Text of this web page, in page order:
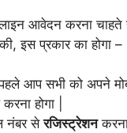
आवेदन करना चाहते
इस प्रकार का होगा –
आप सभी को अपने
होगा |
नंबर सेरजिस्ट्रेशन